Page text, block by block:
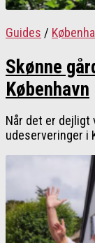
Guides /
Skønne
København
Når det er dejligt
udeserveringer i